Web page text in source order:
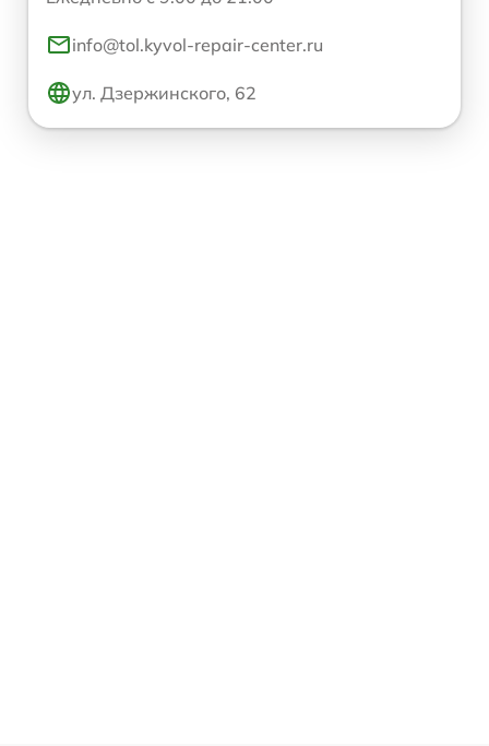
info@tol.kyvol-repair-center.ru
ул. Дзержинского, 62